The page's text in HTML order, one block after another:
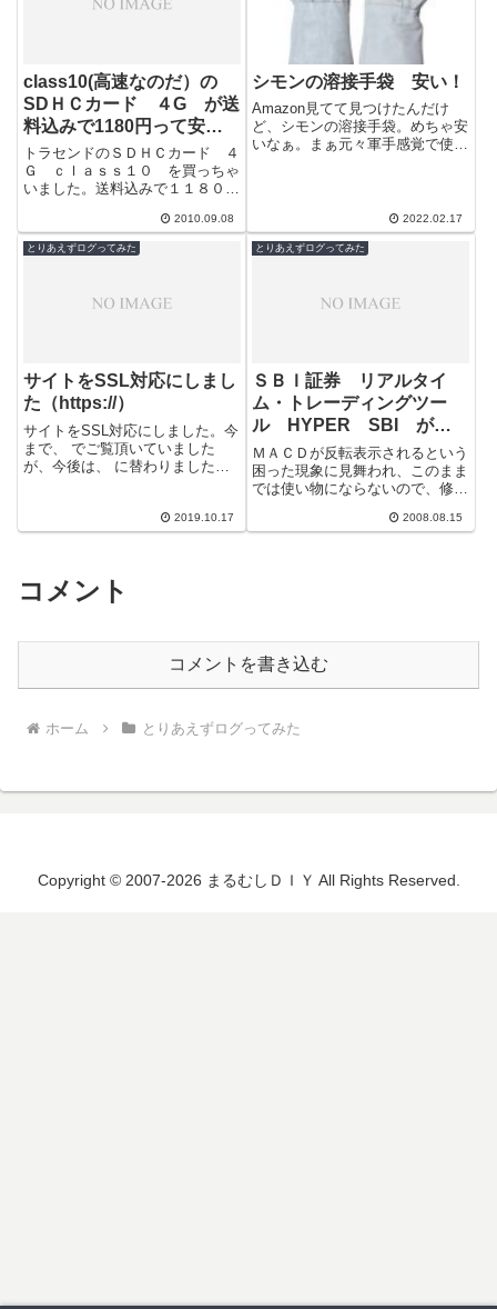
class10(高速なのだ）の
SDＨＣカード ４G が送
料込みで1180円って安
い！よね？
トラセンドのＳＤＨＣカード ４
Ｇ ｃｌａｓｓ１０ を買っちゃ
いました。送料込みで１１８０円
ンセンド SDHCメモリーカード
CL...
2010.09.08
シモンの溶接手袋 安い！
Amazon見てて見つけたんだけ
ど、シモンの溶接手袋。めちゃ安
いなぁ。まぁ元々軍手感覚で使う
2022.02.17
とりあえずログってみた
サイトをSSL対応にしまし
た（https://）
サイトをSSL対応にしました。今
まで、 でご覧頂いていました
が、今後は、 に替わりました。
2019.10.17
とりあえずログってみた
ＳＢＩ証券 リアルタイ
ム・トレーディングツー
ル HYPER SBI が誤
作動 その後
ＭＡＣＤが反転表示されるという
困った現象に見舞われ、このまま
では使い物にならないので、修復
変化なし。環境設定データ当たり
2008.08.15
コメント
コメントを書き込む
ホーム とりあえずログってみた
Copyright © 2007-2026 まるむしＤＩＹ All Rights Reserved.